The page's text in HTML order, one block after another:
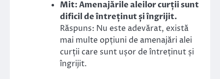
Mit: Amenajările aleilor curții sunt
dificil de întreținut și îngrijit.
Răspuns: Nu este adevărat, există
mai multe opțiuni de amenajări alei
curții care sunt ușor de întreținut și
îngrijit.